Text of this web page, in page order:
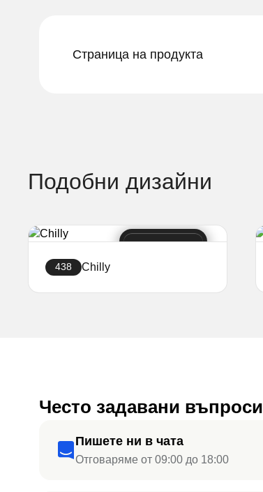
Страница на продукта
Подобни дизайни
438 Chilly
Често задавани въпроси
Пишете ни в чата
Отговаряме от 09:00 до 18:00